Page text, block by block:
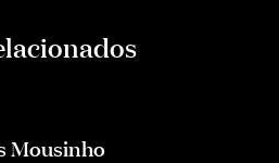
Mousinho